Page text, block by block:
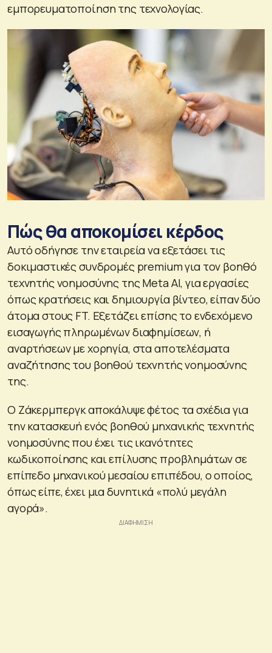
εμπορευματοποίηση της τεχνολογίας.
Πώς θα αποκομίσει κέρδος
Αυτό οδήγησε την εταιρεία να εξετάσει τις
δοκιμαστικές συνδρομές premium για τον βοηθό
τεχνητής νοημοσύνης της Meta AI, για εργασίες
όπως κρατήσεις και δημιουργία βίντεο, είπαν δύο
άτομα στους FT. Εξετάζει επίσης το ενδεχόμενο
εισαγωγής πληρωμένων διαφημίσεων, ή
αναρτήσεων με χορηγία, στα αποτελέσματα
αναζήτησης του βοηθού τεχνητής νοημοσύνης
της.
Ο Ζάκερμπεργκ αποκάλυψε φέτος τα σχέδια για
την κατασκευή ενός βοηθού μηχανικής τεχνητής
νοημοσύνης που έχει τις ικανότητες
κωδικοποίησης και επίλυσης προβλημάτων σε
επίπεδο μηχανικού μεσαίου επιπέδου, ο οποίος,
όπως είπε, έχει μια δυνητικά «πολύ μεγάλη
αγορά».